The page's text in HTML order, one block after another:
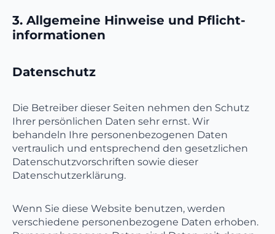
3. Allgemeine Hinweise und Pflicht­
informationen
Datenschutz
Die Betreiber dieser Seiten nehmen den Schutz
Ihrer persönlichen Daten sehr ernst. Wir
behandeln Ihre personenbezogenen Daten
vertraulich und entsprechend den gesetzlichen
Datenschutzvorschriften sowie dieser
Datenschutzerklärung.
Wenn Sie diese Website benutzen, werden
verschiedene personenbezogene Daten erhoben.